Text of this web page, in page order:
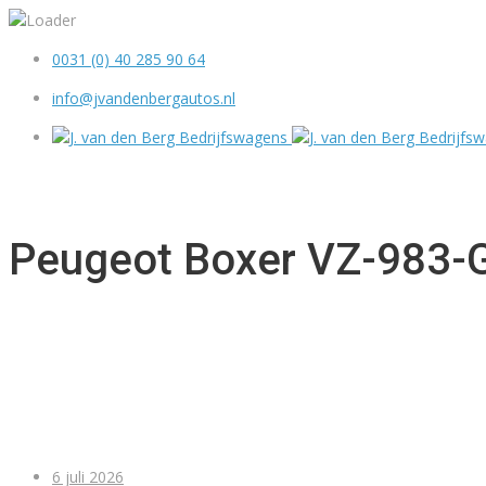
0031 (0) 40 285 90 64
info@jvandenbergautos.nl
Peugeot Boxer VZ-983-
6 juli 2026